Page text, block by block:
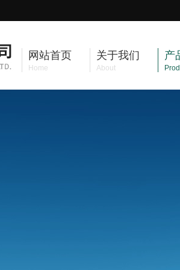
网站首页
Home
关于我们
About
产